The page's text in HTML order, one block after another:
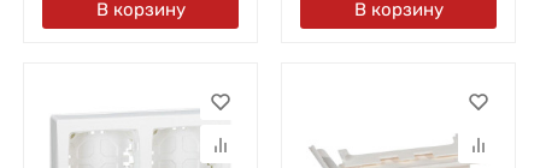
В корзину В корзину